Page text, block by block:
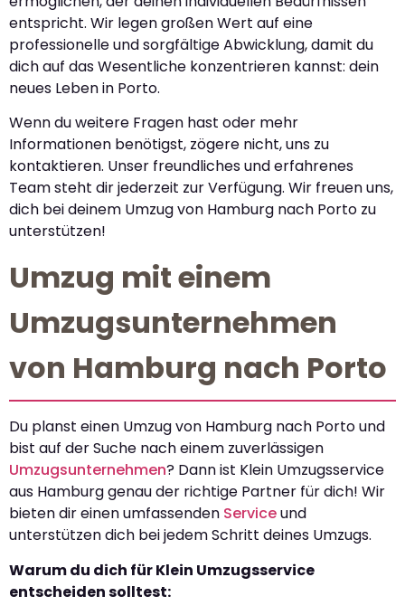
entspricht. Wir legen großen Wert auf eine
professionelle und sorgfältige Abwicklung, damit du
dich auf das Wesentliche konzentrieren kannst: dein
neues Leben in Porto.
Wenn du weitere Fragen hast oder mehr
Informationen benötigst, zögere nicht, uns zu
kontaktieren. Unser freundliches und erfahrenes
Team steht dir jederzeit zur Verfügung. Wir freuen uns,
dich bei deinem Umzug von Hamburg nach Porto zu
unterstützen!
Umzug mit einem
Umzugsunternehmen
von Hamburg nach Porto
Du planst einen Umzug von Hamburg nach Porto und
bist auf der Suche nach einem zuverlässigen
Umzugsunternehmen? Dann ist Klein Umzugsservice
aus Hamburg genau der richtige Partner für dich! Wir
bieten dir einen umfassenden Serviceund
unterstützen dich bei jedem Schritt deines Umzugs.
Warum du dich für Klein Umzugsservice
entscheiden solltest: